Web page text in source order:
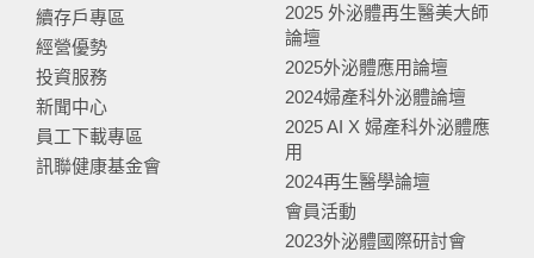
續存戶專區
經營優勢
投資服務
新聞中心
員工下載專區
訊聯健康基金會
2025 外泌體再生醫美大師
論壇
2025外泌體應用論壇
2024婦產科外泌體論壇
2025 AI X 婦產科外泌體應
用
2024再生醫學論壇
會員活動
2023外泌體國際研討會